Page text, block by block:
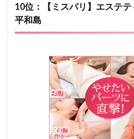
10位：【ミスパリ】エステテ
平和島